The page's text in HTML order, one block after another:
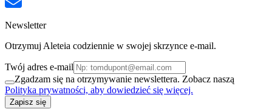
Newsletter
Otrzymuj Aleteia codziennie w swojej skrzynce e-mail.
Twój adres e-mail
Zgadzam się na otrzymywanie newslettera. Zobacz naszą
Polityka prywatności, aby dowiedzieć się więcej.
Zapisz się